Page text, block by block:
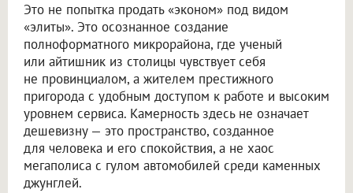
Это не попытка продать «эконом» под видом
«элиты». Это осознанное создание
полноформатного микрорайона, где ученый
или айтишник из столицы чувствует себя
не провинциалом, а жителем престижного
пригорода с удобным доступом к работе и высоким
уровнем сервиса. Камерность здесь не означает
дешевизну — это пространство, созданное
для человека и его спокойствия, а не хаос
мегаполиса с гулом автомобилей среди каменных
джунглей.